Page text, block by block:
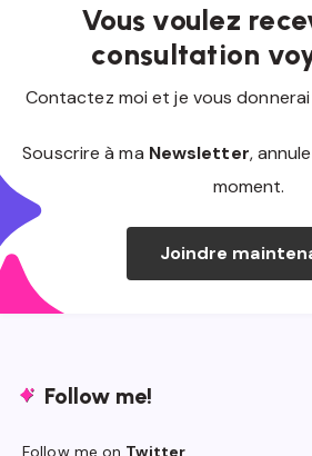
Vous voulez
consultation
Contactez moi et je vous donnerai
Souscrire à ma Newsletter,
moment.
Joindre
Follow me!
Follow me on Twitter